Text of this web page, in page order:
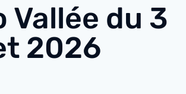
Vallée du 3
2026